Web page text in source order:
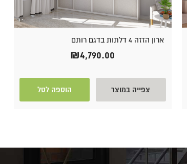
ארון הזזה 4 דלתות בדגם רותם
₪4,790.00
צפייה במוצר הוספה לסל